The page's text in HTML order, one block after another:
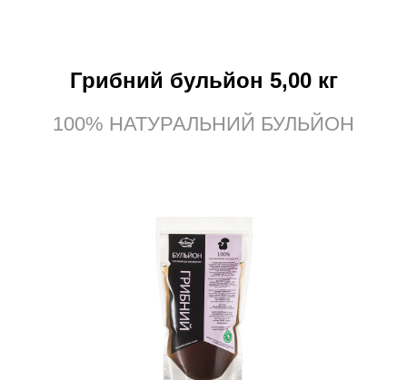
Грибний бульйон 5,00 кг
100% НАТУРАЛЬНИЙ БУЛЬЙОН